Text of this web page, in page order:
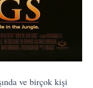
ve birçok kişi